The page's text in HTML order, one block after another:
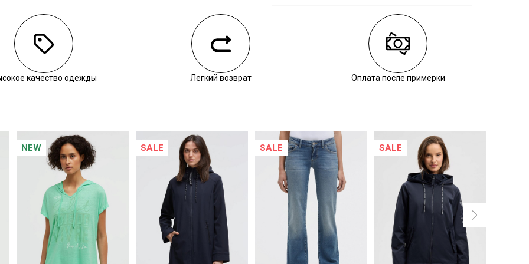
качество одежды Легкий возврат Оплата после примерки
NEW SALE SALE SALE